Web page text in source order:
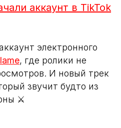
аккаунт в TikTok
электронного
, где ролики не
И новый трек
звучит будто из
⚔️